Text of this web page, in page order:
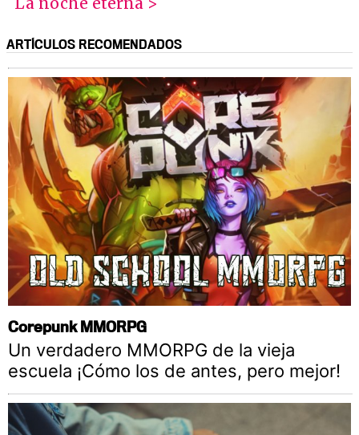
ARTÍCULOS RECOMENDADOS
Corepunk MMORPG
Un verdadero MMORPG de la vieja
escuela ¡Cómo los de antes, pero mejor!